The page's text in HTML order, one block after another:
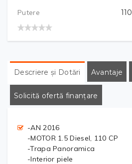
Putere
110
Descriere și Dotări Avantaje
Solicită ofertă finanțare
-AN 2016
-MOTOR 1.5 Diesel, 110 CP
-Trapa Panoramica
-Interior piele